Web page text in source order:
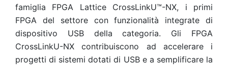
famiglia FPGA Lattice CrossLinkU™-NX, i primi
FPGA del settore con funzionalità integrate di
dispositivo USB della categoria. Gli FPGA
CrossLinkU-NX contribuiscono ad accelerare i
progetti di sistemi dotati di USB e a semplificare la